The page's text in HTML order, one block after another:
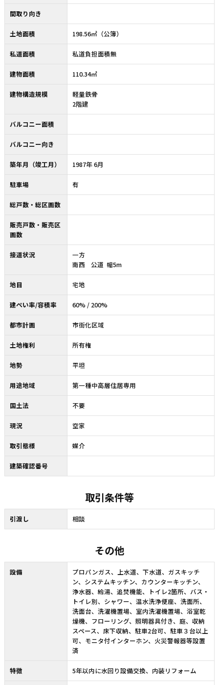
間取り向き
土地面積 198.56㎡（公簿）
私道面積 私道負担面積無
建物面積 110.34㎡
建物構造規模
軽量鉄骨
2階建
バルコニー面積
バルコニー向き
築年月（竣工月） 1987年 6月
駐車場 有
総戸数・総区画数
販売戸数・販売区
画数
接道状況
一方
南西 公道 幅5m
地目 宅地
建ぺい率/容積率 60% / 200%
都市計画 市街化区域
土地権利 所有権
地勢 平坦
用途地域 第一種中高層住居専用
国土法 不要
現況 空家
取引態様 媒介
建築確認番号
取引条件等
引渡し 相談
その他
設備
プロパンガス、上水道、下水道、ガスキッチ
ン、システムキッチン、カウンターキッチン、
浄水器、給湯、追焚機能、トイレ2箇所、バス・
トイレ別、シャワー、温水洗浄便座、洗面所、
洗面台、洗濯機置場、室内洗濯機置場、浴室乾
燥機、フローリング、照明器具付き、庭、収納
スペース、床下収納、駐車2台可、駐車３台以上
可、モニタ付インターホン、火災警報器等設置
済
特徴 5年以内に水回り設備交換、内装リフォーム